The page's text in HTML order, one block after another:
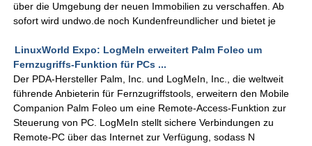
über die Umgebung der neuen Immobilien zu verschaffen. Ab
sofort wird undwo.de noch Kundenfreundlicher und bietet je
LinuxWorld Expo: LogMeIn erweitert Palm Foleo um
Fernzugriffs-Funktion für PCs ...
Der PDA-Hersteller Palm, Inc. und LogMeIn, Inc., die weltweit
führende Anbieterin für Fernzugriffstools, erweitern den Mobile
Companion Palm Foleo um eine Remote-Access-Funktion zur
Steuerung von PC. LogMeIn stellt sichere Verbindungen zu
Remote-PC über das Internet zur Verfügung, sodass N